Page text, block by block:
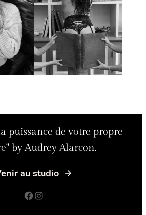
puissance de votre propre
by Audrey Alarcon.
au studio
Facebook Instagram